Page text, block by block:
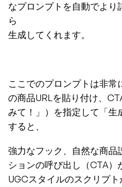
なプロンプトを自動でより
ら
生成してくれます。
ここでのプロンプトは非
の商品URLを貼り付け、
みて！」）を指定して「生
すると、
強力なフック、自然な商品
ションの呼び出し（CTA）
UGCスタイルのスクリプ